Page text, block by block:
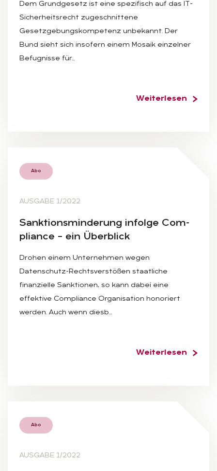
Dem Grundgesetz ist eine spezifisch auf das IT-
Sicherheitsrecht zugeschnittene
Gesetzgebungskompetenz unbekannt. Der
Bund sieht sich insofern einem Mosaik einzelner
Befugnisse für…
Weiterlesen
Abo
AUSGABE 1/2022
Sank­ti­ons­min­de­rung in­fol­ge Com­
pli­an­ce – ein Über­blick
Drohen einem Unternehmen wegen
Datenschutz-Rechtsverstößen staatliche
finanzielle Sanktionen, so kann dabei eine
effektive Compliance Organisation honoriert
werden. Auch wenn diesb…
Weiterlesen
Abo
AUSGABE 1/2022